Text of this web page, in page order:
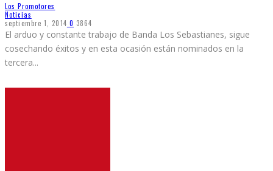
Los Promotores
Noticias
septiembre 1, 2014 0 3864
El arduo y constante trabajo de Banda Los Sebastianes, sigue
cosechando éxitos y en esta ocasión están nominados en la
tercera...